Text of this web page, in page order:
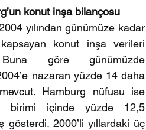
konut inşa bilançosu
yılından günümüze kadar
konut inşa verileri
Buna göre günümüzde
nazaran yüzde 14 daha
Hamburg nüfusu ise
birimi içinde yüzde 12,5
gösterdi. 2000’li yıllardaki üç